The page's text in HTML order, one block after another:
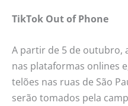
TikTok Out of Phone
A partir de 5 de outubro,
nas plataformas onlines
telões nas ruas de São
serão tomados pela